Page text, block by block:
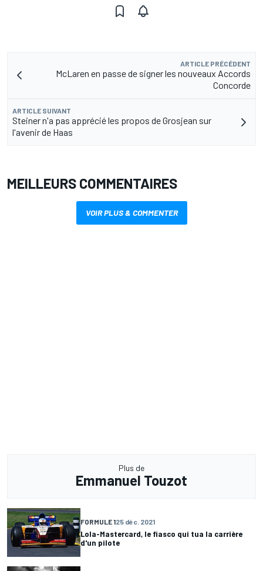
ARTICLE PRÉCÉDENT
McLaren en passe de signer les nouveaux Accords
Concorde
ARTICLE SUIVANT
Steiner n'a pas apprécié les propos de Grosjean sur
l'avenir de Haas
MEILLEURS COMMENTAIRES
VOIR PLUS & COMMENTER
Plus de
Emmanuel Touzot
FORMULE 125 déc. 2021
Lola-Mastercard, le fiasco qui tua la carrière
d'un pilote